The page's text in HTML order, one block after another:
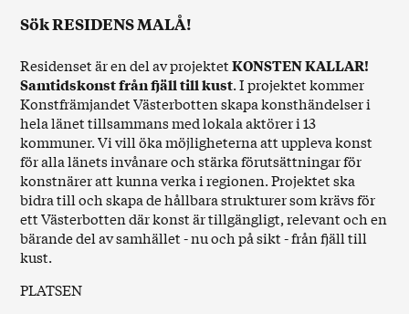
Sök RESIDENS MALÅ!
Residenset är en del av projektetKONSTEN KALLAR!
Samtidskonst från fjäll till kust. I projektet kommer
Konstfrämjandet Västerbotten skapa konsthändelser i
hela länet tillsammans med lokala aktörer i 13
kommuner. Vi vill öka möjligheterna att uppleva konst
för alla länets invånare och stärka förutsättningar för
konstnärer att kunna verka i regionen. Projektet ska
bidra till och skapa de hållbara strukturer som krävs för
ett Västerbotten där konst är tillgängligt, relevant och en
bärande del av samhället - nu och på sikt - från fjäll till
kust.
PLATSEN